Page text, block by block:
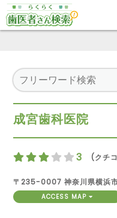
成宮歯科医院
3 (クチ
〒235-0007 神奈川県横浜
ACCESS MAP